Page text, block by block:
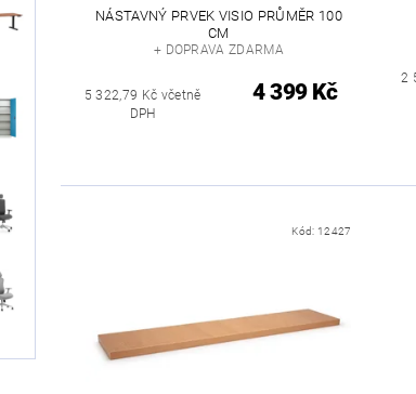
NÁSTAVNÝ PRVEK VISIO PRŮMĚR 100
CM
+ DOPRAVA ZDARMA
5 322,79 Kč včetně
DPH
4 399 Kč
2
Kód: 12427